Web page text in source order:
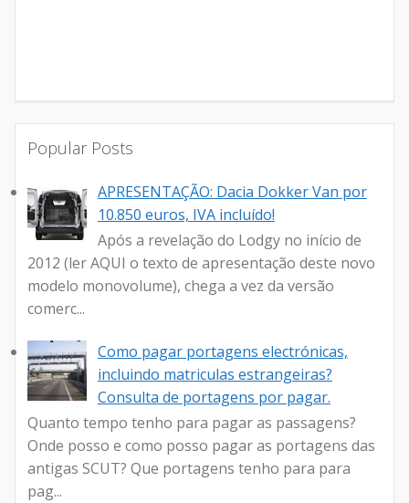
Popular Posts
APRESENTAÇÃO: Dacia Dokker Van por
10.850 euros, IVA incluído!
Após a revelação do Lodgy no início de
2012 (ler AQUI o texto de apresentação deste novo
modelo monovolume), chega a vez da versão
comerc...
Como pagar portagens electrónicas,
incluindo matriculas estrangeiras?
Consulta de portagens por pagar.
Quanto tempo tenho para pagar as passagens?
Onde posso e como posso pagar as portagens das
antigas SCUT? Que portagens tenho para para
pag...